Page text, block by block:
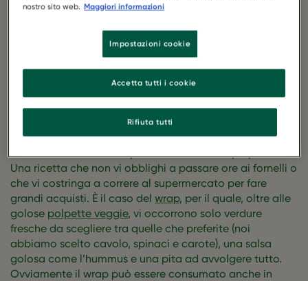
unpasto consumato lontano da casa
gustosa, ma diversa dal solito, ecco alcune dritte che
fanno al caso vostro.
Schiscetta pratica
Una delle caratteristiche del pranzo consumato fuori
casa è che deve essere pratico e veloce da preparare.
Una ricetta che non vi obblighi a passare ore ai fornelli o
che vi costringa a correre al supermercato per fare
grandi acquisti. È il caso del wrap, per il quale, oltre alle
golose polpette veggie, vi occorrono solo verdure
fresche da scegliere tra quelle che preferite (noi
abbiamo scelto cavolo, spinaci e carote), una salsa
golosa come l’hummus e una pita ad avvolgere tutto.
Ovviamente il wrap può essere consumato anche in
nostro sito web. Maggiori informazioni
Impostazioni cookie
Rifiuta tutti
Accetta tutti i cookie